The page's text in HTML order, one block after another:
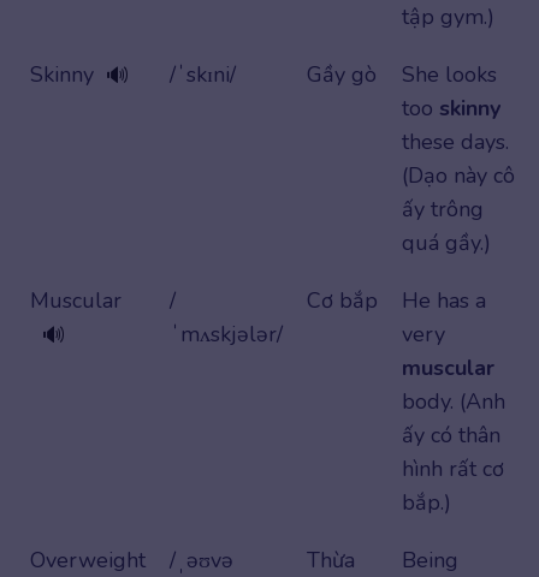
tập gym.)
Skinny 🔊 /ˈskɪni/ Gầy gò
She looks
too skinny
these days.
(Dạo này cô
ấy trông
quá gầy.)
Muscular
🔊
/
ˈmʌskjələr/
Cơ bắp
He has a
very
muscular
body. (Anh
ấy có thân
hình rất cơ
bắp.)
Overweight
/ˌəʊvə
Thừa
Being